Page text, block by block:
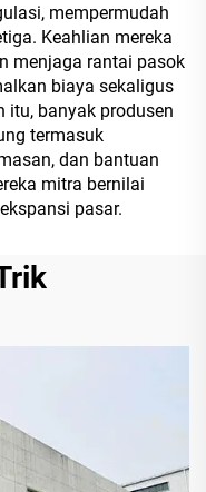
mempermudah
Keahlian mereka
menjaga rantai pasok
biaya sekaligus
itu, banyak produsen
termasuk
dan bantuan
mitra bernilai
pasar.